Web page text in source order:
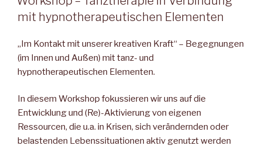
mit hypnotherapeutischen Elementen
„Im Kontakt mit unserer kreativen Kraft“ – Begegnungen
(im Innen und Außen) mit tanz- und
hypnotherapeutischen Elementen.
In diesem Workshop fokussieren wir uns auf die
Entwicklung und (Re)-Aktivierung von eigenen
Ressourcen, die u.a. in Krisen, sich verändernden oder
belastenden Lebenssituationen aktiv genutzt werden